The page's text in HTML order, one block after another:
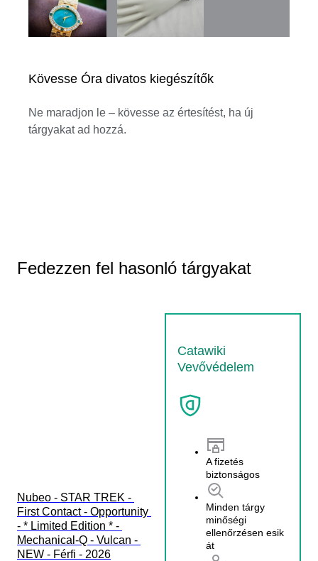
Kövesse Óra divatos kiegészítők
Ne maradjon le – kövesse az értesítést, ha új
tárgyakat ad hozzá.
Fedezzen fel hasonló tárgyakat
Catawiki
Vevővédelem
A fizetés
biztonságos
Minden tárgy
minőségi
ellenőrzésen esik
át
Nubeo - STAR TREK -
First Contact - Opportunity
- * Limited Edition * -
Mechanical-Q - Vulcan -
NEW - Férfi - 2026